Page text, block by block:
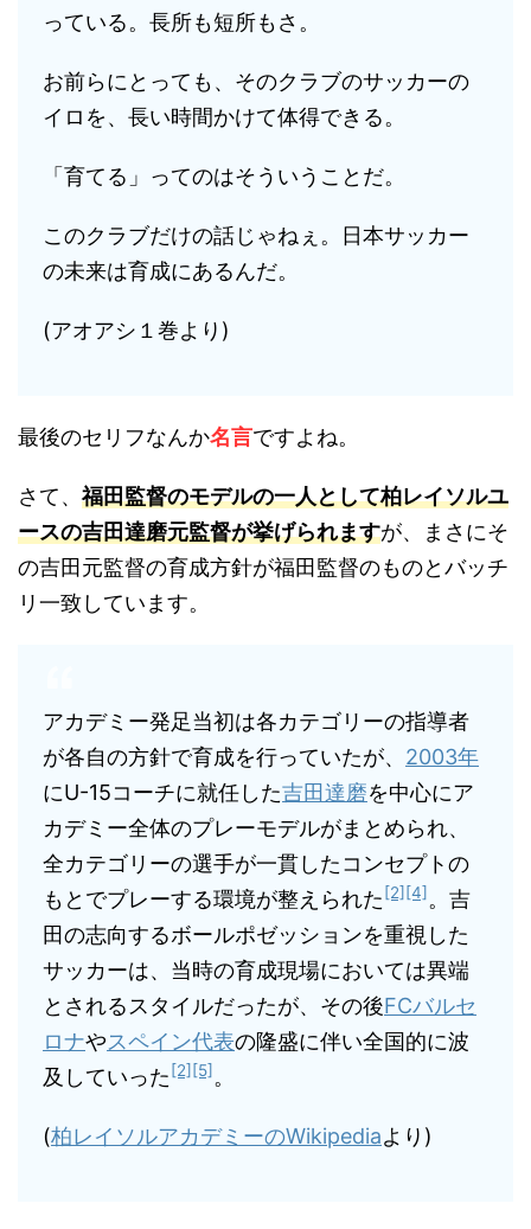
っている。長所も短所もさ。
お前らにとっても、そのクラブのサッカーの
イロを、長い時間かけて体得できる。
「育てる」ってのはそういうことだ。
このクラブだけの話じゃねぇ。日本サッカー
の未来は育成にあるんだ。
(アオアシ１巻より)
最後のセリフなんか名言ですよね。
さて、 福田監督のモデルの一人として柏レイソルユ
ースの吉田達磨元監督が挙げられますが、まさにそ
の吉田元監督の育成方針が福田監督のものとバッチ
リ一致しています。
アカデミー発足当初は各カテゴリーの指導者
が各自の方針で育成を行っていたが、 2003年
にU-15コーチに就任した吉田達磨を中心にア
カデミー全体のプレーモデルがまとめられ、
全カテゴリーの選手が一貫したコンセプトの
もとでプレーする環境が整えられた [2] [4] 。吉
田の志向するボールポゼッションを重視した
サッカーは、当時の育成現場においては異端
とされるスタイルだったが、その後FCバルセ
ロナやスペイン代表の隆盛に伴い全国的に波
及していった [2] [5] 。
(柏レイソルアカデミーのWikipediaより)